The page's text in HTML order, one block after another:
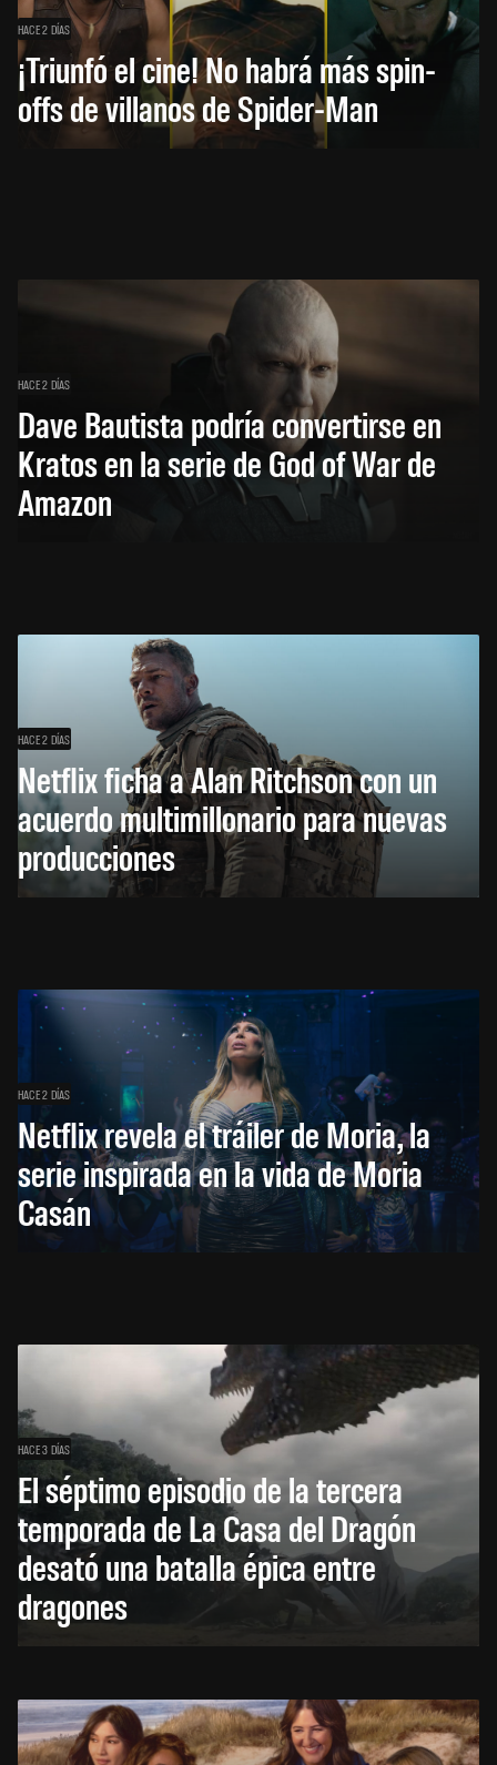
HACE 2 DÍAS
¡Triunfó el cine! No habrá más spin-
offs de villanos de Spider-Man
HACE 2 DÍAS
Dave Bautista podría convertirse en
Kratos en la serie de God of War de
Amazon
HACE 2 DÍAS
Netflix ficha a Alan Ritchson con un
acuerdo multimillonario para nuevas
producciones
HACE 2 DÍAS
Netflix revela el tráiler de Moria, la
serie inspirada en la vida de Moria
Casán
HACE 3 DÍAS
El séptimo episodio de la tercera
temporada de La Casa del Dragón
desató una batalla épica entre
dragones